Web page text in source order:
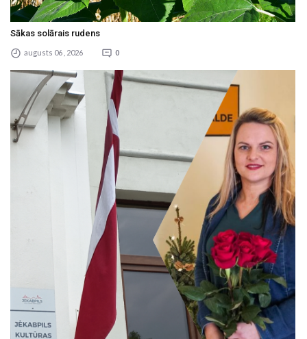
Sākas solārais rudens
augusts 06 , 2026 0